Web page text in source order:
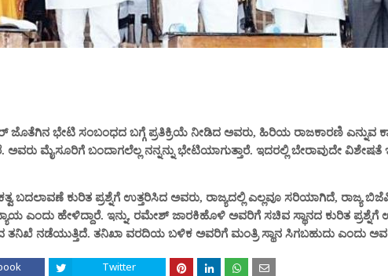
ಜೊತೆಗಿನ ಭೇಟಿ ಸಂಬಂಧದ ಬಗ್ಗೆ ಪ್ರತಿಕ್ರಿಯೆ ನೀಡಿದ ಅವರು, ಹಿರಿಯ ರಾಜಕಾರಣಿ ಎನ್ನುವ
ಅವರು ಮೈಸೂರಿಗೆ ಬಂದಾಗಲೆಲ್ಲ ನನ್ನನ್ನು ಭೇಟಿಯಾಗುತ್ತಾರೆ. ಇದರಲ್ಲಿ ಬೇರಾವುದೇ ವಿಶೇಷತೆ
ಬದಲಾವಣೆ ಕುರಿತ ಪ್ರಶ್ನೆಗೆ ಉತ್ತರಿಸಿದ ಅವರು, ರಾಜ್ಯದಲ್ಲಿ ಎಲ್ಲವೂ ಸರಿಯಾಗಿದೆ, ರಾಜ್ಯ
ಎಂದು ಹೇಳಿದ್ದಾರೆ. ಇನ್ನು, ರಮೇಶ್ ಜಾರಕಿಹೊಳಿ ಅವರಿಗೆ ಸಚಿವ ಸ್ಥಾನದ ಕುರಿತ
ತನಿಖೆ ನಡೆಯುತ್ತಿದೆ. ತನಿಖಾ ವರದಿಯ ಬಳಿಕ ಅವರಿಗೆ ಮಂತ್ರಿ ಸ್ಥಾನ ಸಿಗಬಹುದು ಎಂದು
Twitter